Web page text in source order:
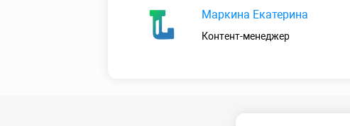
Маркина Екатерина
Контент-менеджер